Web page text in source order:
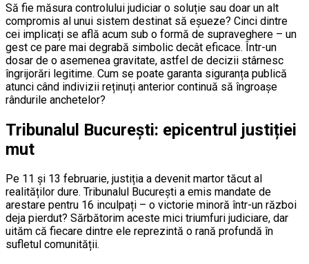
Să fie măsura controlului judiciar o soluție sau doar un alt
compromis al unui sistem destinat să eșueze? Cinci dintre
cei implicați se află acum sub o formă de supraveghere – un
gest ce pare mai degrabă simbolic decât eficace. Într-un
dosar de o asemenea gravitate, astfel de decizii stârnesc
îngrijorări legitime. Cum se poate garanta siguranța publică
atunci când indivizii reținuți anterior continuă să îngroașe
rândurile anchetelor?
Tribunalul București: epicentrul justiției
mut
Pe 11 și 13 februarie, justiția a devenit martor tăcut al
realităților dure. Tribunalul București a emis mandate de
arestare pentru 16 inculpați – o victorie minoră într-un război
deja pierdut? Sărbătorim aceste mici triumfuri judiciare, dar
uităm că fiecare dintre ele reprezintă o rană profundă în
sufletul comunității.